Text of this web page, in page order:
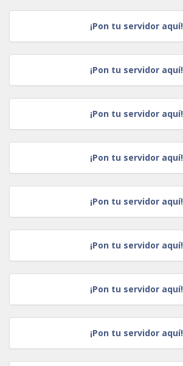
¡Pon tu servidor aquí!
¡Pon tu servidor aquí!
¡Pon tu servidor aquí!
¡Pon tu servidor aquí!
¡Pon tu servidor aquí!
¡Pon tu servidor aquí!
¡Pon tu servidor aquí!
¡Pon tu servidor aquí!